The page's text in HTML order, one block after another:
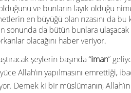
ve bunların layık olduğu
en büyüğü olan rızasını da bu
sonunda da bütün bunlara ulaşacak
olacağını haber veriyor.
şeylerin başında “iman“
Allah’ın yapılmasını emrettiği,
Demek ki bir müslümanın, Allah’ın